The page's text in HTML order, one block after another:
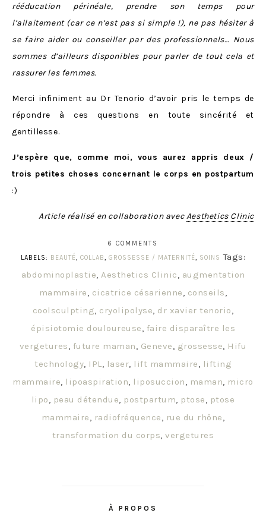
rééducation périnéale, prendre son temps pour
l’allaitement (car ce n’est pas si simple !), ne pas hésiter à
se faire aider ou conseiller par des professionnels… Nous
sommes d’ailleurs disponibles pour parler de tout cela et
rassurer les femmes.
Merci infiniment au Dr Tenorio d’avoir pris le temps de
répondre à ces questions en toute sincérité et
gentillesse.
J’espère que, comme moi, vous aurez appris deux /
trois petites choses concernant le corps en postpartum
:)
Article réalisé en collaboration avecAesthetics Clinic
6 COMMENTS
LABELS: BEAUTÉ, COLLAB, GROSSESSE / MATERNITÉ, SOINS Tags:
abdominoplastie, Aesthetics Clinic, augmentation
mammaire, cicatrice césarienne, conseils,
coolsculpting, cryolipolyse, dr xavier tenorio,
épisiotomie douloureuse, faire disparaître les
vergetures, future maman, Geneve, grossesse, Hifu
technology, IPL, laser, lift mammaire, lifting
mammaire, lipoaspiration, liposuccion, maman, micro
lipo, peau détendue, postpartum, ptose, ptose
mammaire, radiofréquence, rue du rhône,
transformation du corps,vergetures
À PROPOS